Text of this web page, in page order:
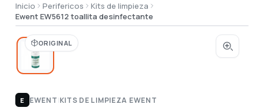
Inicio Perifericos
Kits de limpieza
Ewent EW5612 toallita desinfectante
ORIGINAL
E EWENT|KITS DE LIMPIEZA EWENT